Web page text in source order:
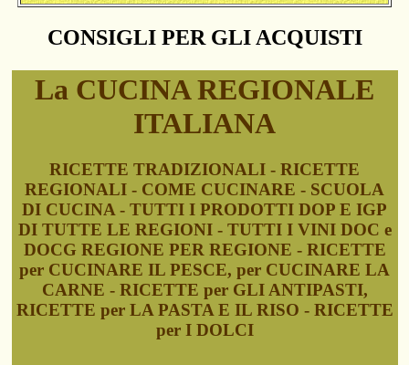
CONSIGLI PER GLI ACQUISTI
La CUCINA REGIONALE
ITALIANA
RICETTE TRADIZIONALI - RICETTE
REGIONALI - COME CUCINARE - SCUOLA
DI CUCINA - TUTTI I PRODOTTI DOP E IGP
DI TUTTE LE REGIONI - TUTTI I VINI DOC e
DOCG REGIONE PER REGIONE - RICETTE
per CUCINARE IL PESCE, per CUCINARE LA
CARNE - RICETTE per GLI ANTIPASTI,
RICETTE per LA PASTA E IL RISO - RICETTE
per I DOLCI